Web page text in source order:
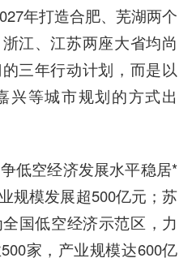
年打造合肥、芜湖两个
江、江苏两座大省均尚
三年行动计划，而是以
兴等城市规划的方式出
低空经济发展水平稳居*
规模发展超500亿元；苏
国低空经济示范区，力
家，产业规模达600亿